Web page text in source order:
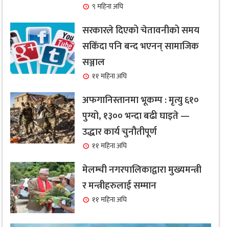
९ महिना अघि
सरकारले दिएको चेतावनीको समय
सकिँदा पनि बन्द भएनन् सामाजिक
सञ्जाल
११ महिना अघि
अफगानिस्तानमा भूकम्प : मृत्यु ६१०
पुग्यो, १३०० भन्दा बढी घाइते —
उद्धार कार्य चुनौतीपूर्ण
११ महिना अघि
मेलम्ची नगरपालिकाद्वारा मुख्यमन्त्री
र मन्त्रीहरुलाई सम्मान
११ महिना अघि